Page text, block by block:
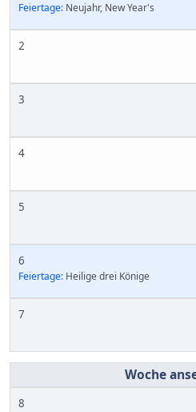
Feiertage: Neujahr, New Year's
2
3
4
5
6
Feiertage: Heilige drei Könige
7
8